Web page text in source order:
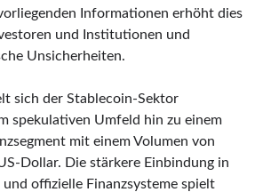
Informationen erhöht dies
und Institutionen und
Unsicherheiten.
sich der Stablecoin-Sektor
spekulativen Umfeld hin zu einem
mit einem Volumen von
Dollar. Die stärkere Einbindung in
offizielle Finanzsysteme spielt